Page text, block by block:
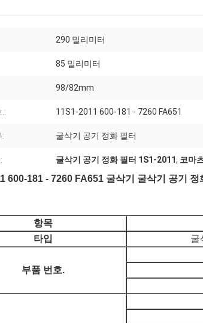
290 밀리미터
85 밀리미터
98/82mm
11S1-2011 600-181 - 7260 FA651
: 굴삭기 공기 정화 필터
굴삭기 공기 정화 필터 1S1-2011, 코마
600-181 - 7260 FA651 굴삭기 굴삭기 공기 정
항목
타입
굴
부품 번호.